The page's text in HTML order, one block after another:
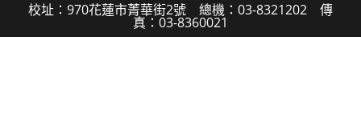
校址：970花蓮市菁華街2號 總機：03-8321202 傳
真：03-8360021